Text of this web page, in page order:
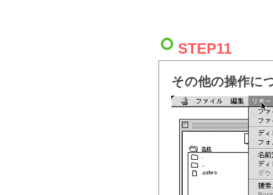
STEP11
その他の操作に